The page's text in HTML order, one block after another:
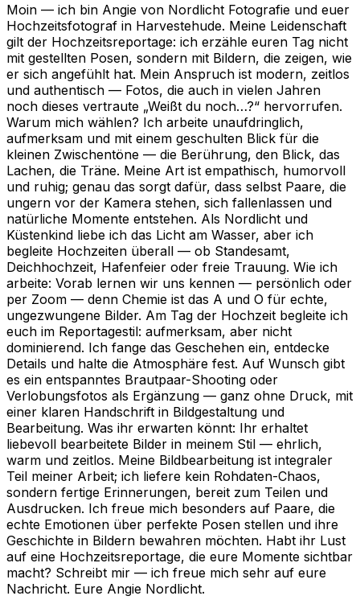
Moin — ich bin Angie von Nordlicht Fotografie und euer
Hochzeitsfotograf in Harvestehude. Meine Leidenschaft
gilt der Hochzeitsreportage: ich erzähle euren Tag nicht
mit gestellten Posen, sondern mit Bildern, die zeigen, wie
er sich angefühlt hat. Mein Anspruch ist modern, zeitlos
und authentisch — Fotos, die auch in vielen Jahren
noch dieses vertraute „Weißt du noch…?“ hervorrufen.
Warum mich wählen? Ich arbeite unaufdringlich,
aufmerksam und mit einem geschulten Blick für die
kleinen Zwischentöne — die Berührung, den Blick, das
Lachen, die Träne. Meine Art ist empathisch, humorvoll
und ruhig; genau das sorgt dafür, dass selbst Paare, die
ungern vor der Kamera stehen, sich fallenlassen und
natürliche Momente entstehen. Als Nordlicht und
Küstenkind liebe ich das Licht am Wasser, aber ich
begleite Hochzeiten überall — ob Standesamt,
Deichhochzeit, Hafenfeier oder freie Trauung. Wie ich
arbeite: Vorab lernen wir uns kennen — persönlich oder
per Zoom — denn Chemie ist das A und O für echte,
ungezwungene Bilder. Am Tag der Hochzeit begleite ich
euch im Reportagestil: aufmerksam, aber nicht
dominierend. Ich fange das Geschehen ein, entdecke
Details und halte die Atmosphäre fest. Auf Wunsch gibt
es ein entspanntes Brautpaar-Shooting oder
Verlobungsfotos als Ergänzung — ganz ohne Druck, mit
einer klaren Handschrift in Bildgestaltung und
Bearbeitung. Was ihr erwarten könnt: Ihr erhaltet
liebevoll bearbeitete Bilder in meinem Stil — ehrlich,
warm und zeitlos. Meine Bildbearbeitung ist integraler
Teil meiner Arbeit; ich liefere kein Rohdaten-Chaos,
sondern fertige Erinnerungen, bereit zum Teilen und
Ausdrucken. Ich freue mich besonders auf Paare, die
echte Emotionen über perfekte Posen stellen und ihre
Geschichte in Bildern bewahren möchten. Habt ihr Lust
auf eine Hochzeitsreportage, die eure Momente sichtbar
macht? Schreibt mir — ich freue mich sehr auf eure
Nachricht. Eure Angie Nordlicht.